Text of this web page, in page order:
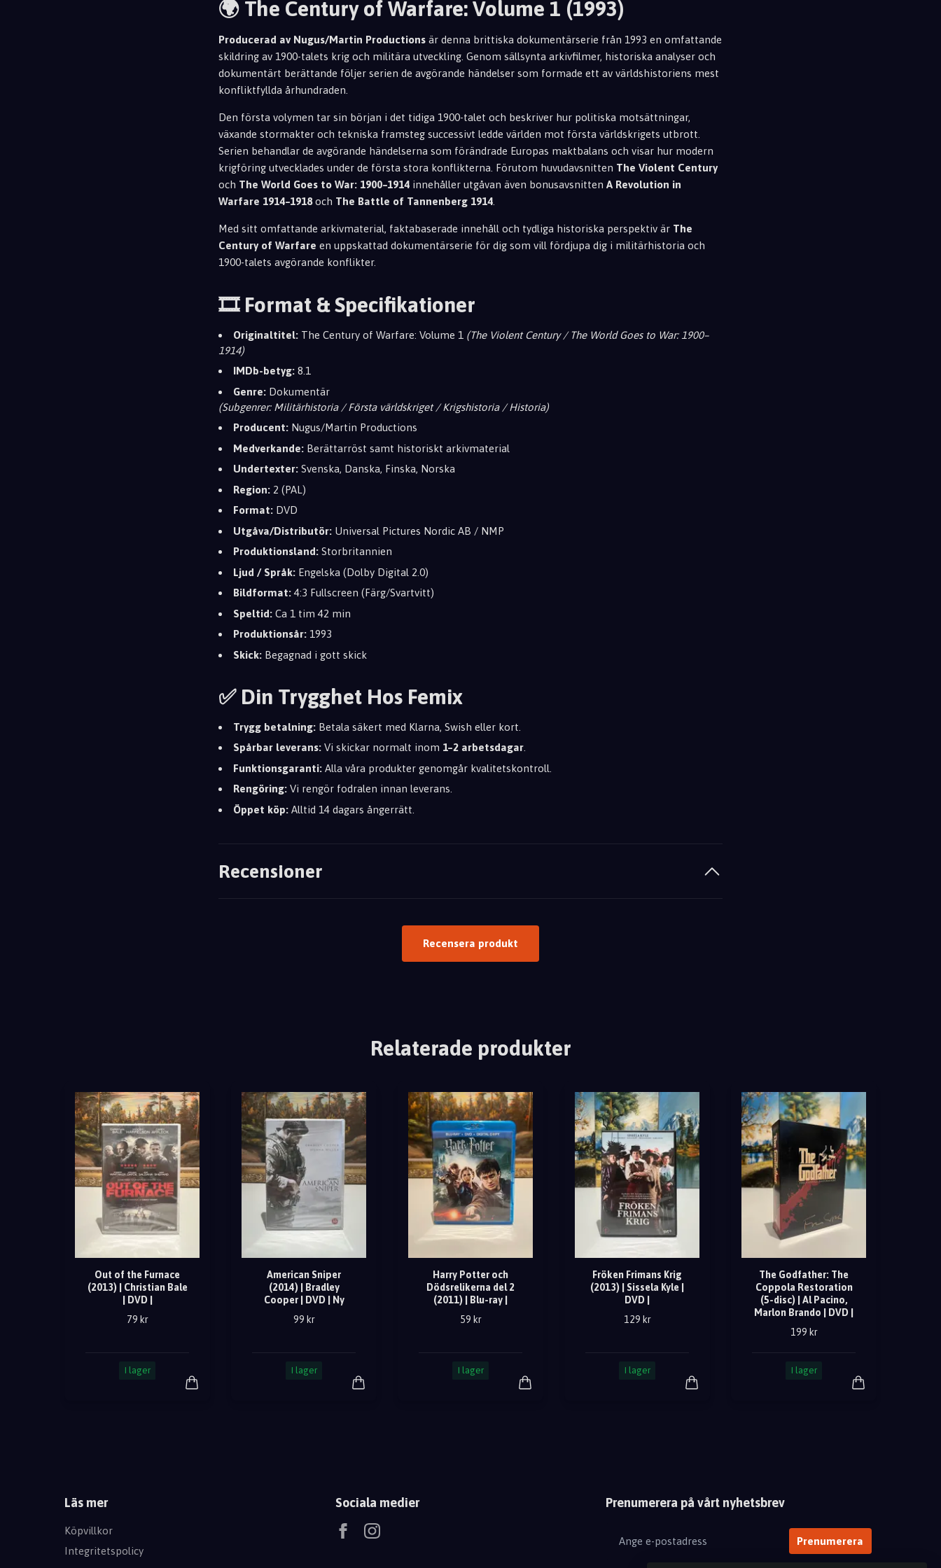
🌍 The Century of Warfare: Volume 1 (1993)
Producerad av Nugus/Martin Productions är denna brittiska dokumentärserie från 1993 en omfattande
skildring av 1900-talets krig och militära utveckling. Genom sällsynta arkivfilmer, historiska analyser och
dokumentärt berättande följer serien de avgörande händelser som formade ett av världshistoriens mest
konfliktfyllda århundraden.
Den första volymen tar sin början i det tidiga 1900-talet och beskriver hur politiska motsättningar,
växande stormakter och tekniska framsteg successivt ledde världen mot första världskrigets utbrott.
Serien behandlar de avgörande händelserna som förändrade Europas maktbalans och visar hur modern
krigföring utvecklades under de första stora konflikterna. Förutom huvudavsnitten The Violent Century
och The World Goes to War: 1900–1914 innehåller utgåvan även bonusavsnitten A Revolution in
Warfare 1914–1918och The Battle of Tannenberg 1914
Med sitt omfattande arkivmaterial, faktabaserade innehåll och tydliga historiska perspektiv är The
Century of Warfare en uppskattad dokumentärserie för dig som vill fördjupa dig i militärhistoria och
1900-talets avgörande konflikter.
🎞️ Format & Specifikationer
Originaltitel: The Century of Warfare: Volume 1 (The Violent Century / The World Goes to War: 1900–
1914)
IMDb-betyg: 8.1
Genre: Dokumentär
(Subgenrer: Militärhistoria / Första världskriget / Krigshistoria / Historia)
Producent: Nugus/Martin Productions
Medverkande: Berättarröst samt historiskt arkivmaterial
Undertexter: Svenska, Danska, Finska, Norska
Region: 2 (PAL)
Format: DVD
Utgåva/Distributör: Universal Pictures Nordic AB / NMP
Produktionsland: Storbritannien
Ljud / Språk: Engelska (Dolby Digital 2.0)
Bildformat:4:3 Fullscreen (Färg/Svartvitt)
Speltid: Ca 1 tim 42 min
Produktionsår: 1993
Skick: Begagnad i gott skick
✅ Din Trygghet Hos Femix
Trygg betalning: Betala säkert med Klarna, Swish eller kort.
Spårbar leverans: Vi skickar normalt inom 1–2 arbetsdagar
Funktionsgaranti: Alla våra produkter genomgår kvalitetskontroll.
Rengöring: Vi rengör fodralen innan leverans.
Öppet köp: Alltid 14 dagars ångerrätt.
Recensioner
Recensera produkt
Relaterade produkter
Out of the Furnace
(2013) | Christian Bale
| DVD |
79 kr
I lager
American Sniper
(2014) | Bradley
Cooper | DVD | Ny
99 kr
I lager
Harry Potter och
Dödsrelikerna del 2
(2011) | Blu-ray |
59 kr
I lager
Fröken Frimans Krig
(2013) | Sissela Kyle |
DVD |
129 kr
I lager
The Godfather: The
Coppola Restoration
(5-disc) | Al Pacino,
Marlon Brando | DVD |
199 kr
I lager
Läs mer
Köpvillkor
Integritetspolicy
Sociala medier Prenumerera på vårt nyhetsbrev
Prenumerera